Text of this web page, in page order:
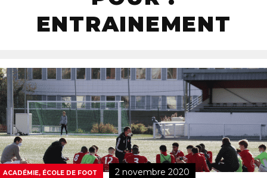
ENTRAINEMENT
ACADÉMIE, ÉCOLE DE FOOT
2 novembre 2020